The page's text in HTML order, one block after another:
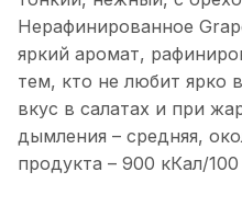
Нерафинированное
яркий аромат,
тем, кто не любит ярко
вкус в салатах и при
дымления – средняя,
продукта – 900 кКал/100